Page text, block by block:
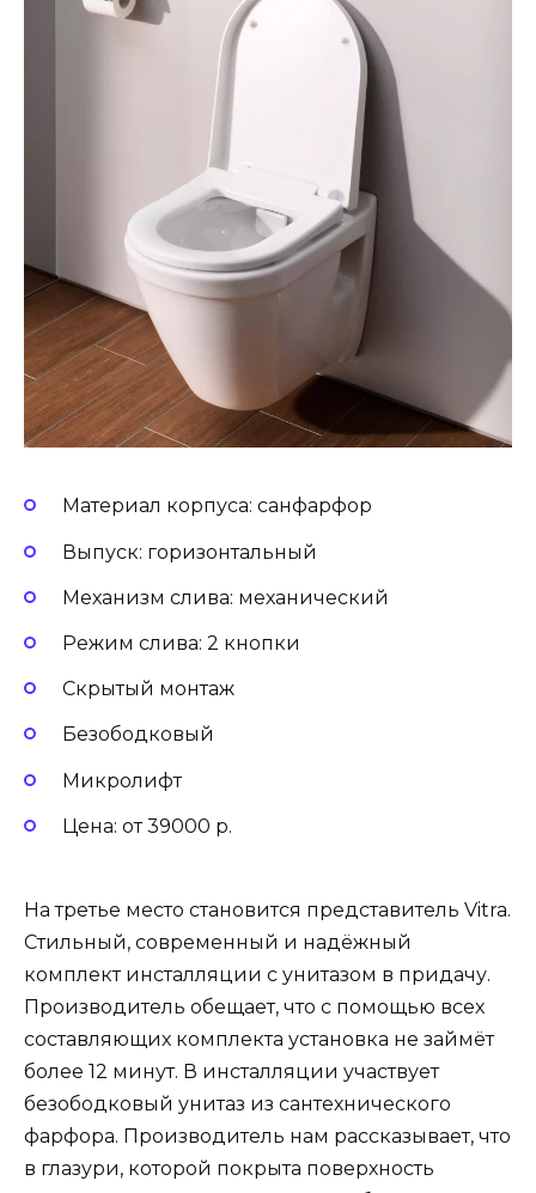
Материал корпуса: санфарфор
Выпуск: горизонтальный
Механизм слива: механический
Режим слива: 2 кнопки
Скрытый монтаж
Безободковый
Микролифт
Цена: от 39000 р.
На третье место становится представитель Vitra.
Стильный, современный и надёжный
комплект инсталляции с унитазом в придачу.
Производитель обещает, что с помощью всех
составляющих комплекта установка не займёт
более 12 минут. В инсталляции участвует
безободковый унитаз из сантехнического
фарфора. Производитель нам рассказывает, что
в глазури, которой покрыта поверхность